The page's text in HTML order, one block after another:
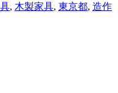
, 木製家具, 東京都, 造作